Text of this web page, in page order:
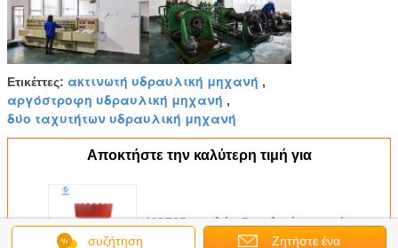
Ετικέττες: ακτινωτή υδραυλική μηχανή ,
αργόστροφη υδραυλική μηχανή ,
δύο ταχυτήτων υδραυλική μηχανή
Αποκτήστε την καλύτερη τιμή για
MSE05 υψηλή υδραυλική μηχανή
ροπής αργόστροφη για τα
συζήτηση Ζητήστε ένα